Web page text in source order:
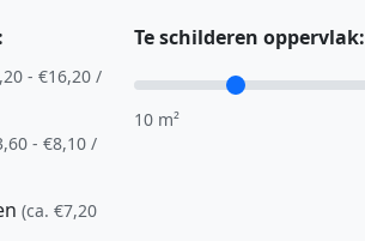
- €16,20 /
- €8,10 /
(ca. €7,20
Te schilderen oppervlak:
10 m²